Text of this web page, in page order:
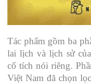
Tác phẩm gồm ba
lai lịch và lịch sử
cổ tích nói riêng.
Việt Nam đã chọn